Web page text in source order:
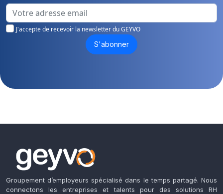
J'accepte de recevoir la newsletter du GEYVO
S'abonner
Groupement d’employeurs spécialisé dans le temps partagé. Nous
connectons les entreprises et talents pour des solutions RH